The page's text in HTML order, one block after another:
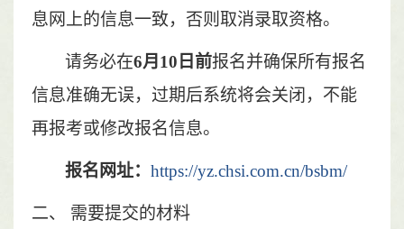
息网上的信息一致，否则取消录取资格。
请务必在6月 10 日前报名并确保所有报名
信息准确无误，过期后系统将会关闭，不能
再报考或修改报名信息。
报名网址： https://yz.chsi.com.cn/bsbm/
二、 需要提交的材料